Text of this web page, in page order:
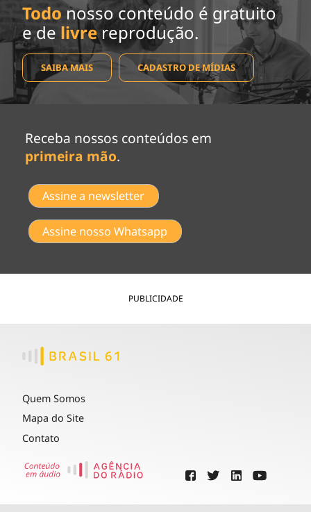
Todo nosso conteúdo é gratuito
e de livrereprodução.
SAIBA MAIS CADASTRO DE MÍDIAS
Receba nossos conteúdos em
primeira mão.
Assine a newsletter
Assine nosso Whatsapp
PUBLICIDADE
Quem Somos
Mapa do Site
Contato